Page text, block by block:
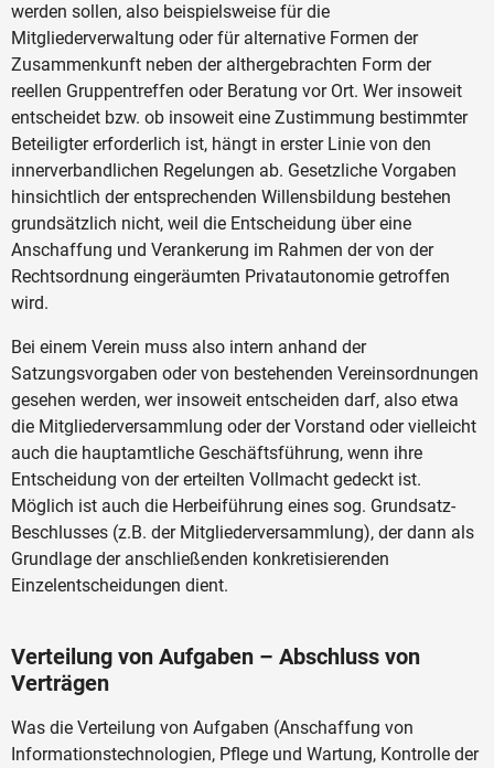
werden sollen, also beispielsweise für die
Mitgliederverwaltung oder für alternative Formen der
Zusammenkunft neben der althergebrachten Form der
reellen Gruppentreffen oder Beratung vor Ort. Wer insoweit
entscheidet bzw. ob insoweit eine Zustimmung bestimmter
Beteiligter erforderlich ist, hängt in erster Linie von den
innerverbandlichen Regelungen ab. Gesetzliche Vorgaben
hinsichtlich der entsprechenden Willensbildung bestehen
grundsätzlich nicht, weil die Entscheidung über eine
Anschaffung und Verankerung im Rahmen der von der
Rechtsordnung eingeräumten Privatautonomie getroffen
wird.
Bei einem Verein muss also intern anhand der
Satzungsvorgaben oder von bestehenden Vereinsordnungen
gesehen werden, wer insoweit entscheiden darf, also etwa
die Mitgliederversammlung oder der Vorstand oder vielleicht
auch die hauptamtliche Geschäftsführung, wenn ihre
Entscheidung von der erteilten Vollmacht gedeckt ist.
Möglich ist auch die Herbeiführung eines sog. Grundsatz-
Beschlusses (z.B. der Mitgliederversammlung), der dann als
Grundlage der anschließenden konkretisierenden
Einzelentscheidungen dient.
Verteilung von Aufgaben – Abschluss von
Verträgen
Was die Verteilung von Aufgaben (Anschaffung von
Informationstechnologien, Pflege und Wartung, Kontrolle der